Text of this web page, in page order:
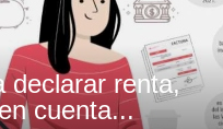
declarar renta,
cuenta...